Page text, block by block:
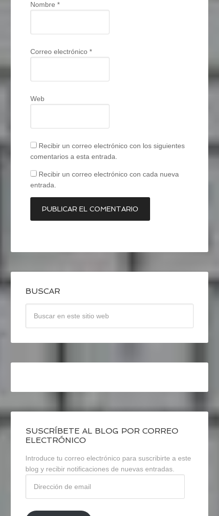
Nombre*
Correo electrónico*
Web
Recibir un correo electrónico con los siguientes
comentarios a esta entrada.
Recibir un correo electrónico con cada nueva
entrada.
BUSCAR
SUSCRÍBETE AL BLOG POR CORREO
ELECTRÓNICO
Introduce tu correo electrónico para suscribirte a este
blog y recibir notificaciones de nuevas entradas.
email